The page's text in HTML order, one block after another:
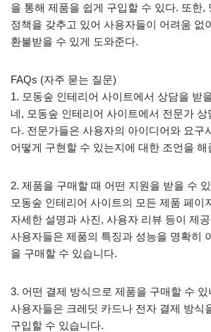
을 통해 제품을 쉽게 구입할 수 있다. 또한,
정책을 갖추고 있어 사용자들이 어려움 없
환불받을 수 있게 도와준다.
FAQs (자주 묻는 질문)
1. 모동숲 인테리어 사이트에서 상담을 받
네, 모동숲 인테리어 사이트에서 전문가 상
다. 전문가들은 사용자의 아이디어와 요구
어떻게 구현할 수 있는지에 대한 조언을 해
2. 제품을 구매할 때 어떤 지원을 받을 수
모동숲 인테리어 사이트의 모든 제품 페이
자세한 설명과 사진, 사용자 리뷰 등이 제
사용자들은 제품의 특징과 성능을 명확히
을 구매할 수 있습니다.
3. 어떤 결제 방식으로 제품을 구매할 수 있
사용자들은 크레딧 카드나 전자 결제 방식
구입할 수 있습니다.